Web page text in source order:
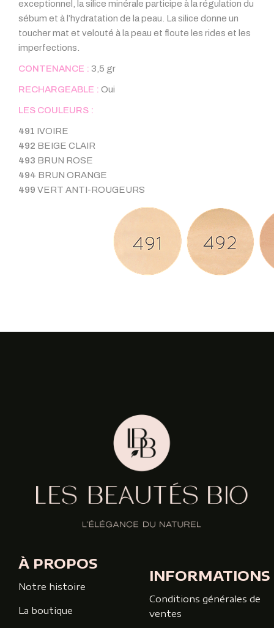
exceptionnel, la silice minérale participe à la régulation du
sébum et à l’hydratation de la peau. La silice donne un
toucher mat et velouté à la peau et floute les rides et les
imperfections.
CONTENANCE : 3,5 gr
RECHARGEABLE : Oui
LES COULEURS :
491 IVOIRE
492 BEIGE CLAIR
493 BRUN ROSE
494 BRUN ORANGE
499 VERT ANTI-ROUGEURS
À PROPOS
Notre histoire
La boutique
INFORMATIONS
Conditions générales de
ventes